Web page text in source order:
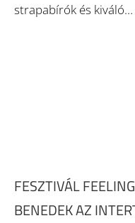
strapabírók és kiváló…
FESZTIVÁL
BENEDEK AZ